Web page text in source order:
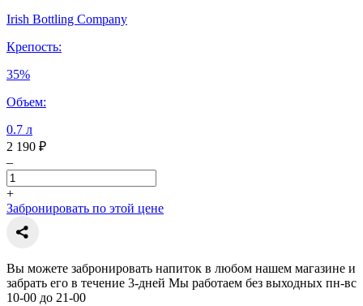
Irish Bottling Company
Крепость:
35%
Объем:
0.7 л
2 190 ₽
–
+
Забронировать по этой цене
Вы можете забронировать напиток в любом нашем магазине и
забрать его в течение 3-дней Мы работаем без выходных пн-вс
10-00 до 21-00